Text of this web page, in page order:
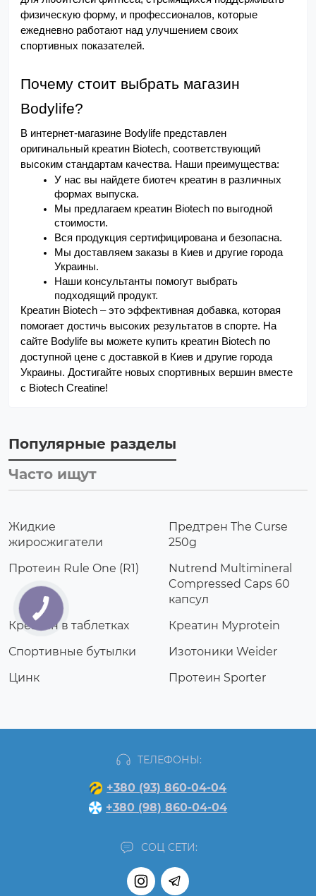
физическую форму, и профессионалов, которые
ежедневно работают над улучшением своих
спортивных показателей.
Почему стоит выбрать магазин
Bodylife?
В интернет-магазине Bodylife представлен
оригинальный креатин Biotech, соответствующий
высоким стандартам качества. Наши преимущества:
У нас вы найдете биотеч креатин в различных
формах выпуска.
Мы предлагаем креатин Biotech по выгодной
стоимости.
Вся продукция сертифицирована и безопасна.
Мы доставляем заказы в Киев и другие города
Украины.
Наши консультанты помогут выбрать
подходящий продукт.
Креатин Biotech – это эффективная добавка, которая
помогает достичь высоких результатов в спорте. На
сайте Bodylife вы можете купить креатин Biotech по
доступной цене с доставкой в Киев и другие города
Украины. Достигайте новых спортивных вершин вместе
с Biotech Creatine!
Популярные разделы
Часто ищут
Жидкие
жиросжигатели
Предтрен The Curse
250g
Протеин Rule One (R1)
Nutrend Multimineral
Compressed Caps 60
капсул
Креатин в таблетках
Креатин Myprotein
Спортивные бутылки
Изотоники Weider
Цинк
Протеин Sporter
ТЕЛЕФОНЫ:
+380 (93) 860-04-04
+380 (98) 860-04-04
СОЦ СЕТИ: